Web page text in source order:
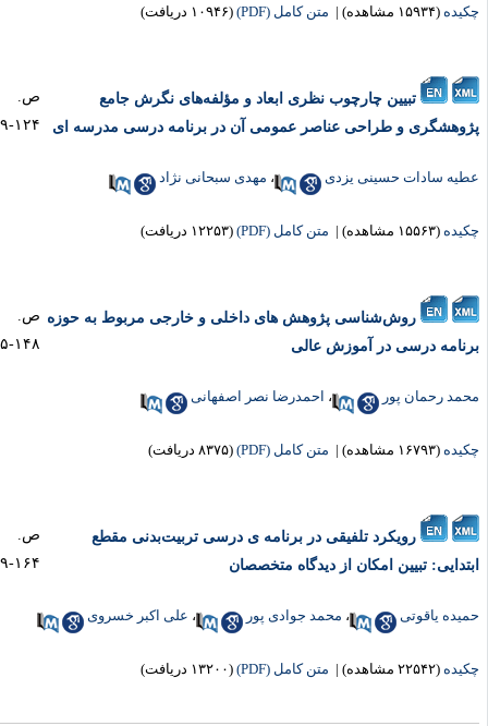
(۱۵۹۳۴ مشاهده) | متن کامل (PDF) (۱۰۹۴۶ دریافت)
تبیین چارچوب نظری ابعاد و مؤلفه‌های نگرش جامع
و طراحی عناصر عمومی آن در برنامه درسی مدرسه‏ ای
ص.
۱۲۴-۹۹
سادات حسینی یزدی ،مهدی سبحانی نژاد
(۱۵۵۶۳ مشاهده) | متن کامل (PDF) (۱۲۲۵۳ دریافت)
روش‌شناسی پژوهش‏ های داخلی و خارجی مربوط به حوزه
درسی در آموزش عالی
ص.
۱۴۸-۱۲۵
رحمان ‏پور ،احمدرضا نصر اصفهانی
(۱۶۷۹۳ مشاهده) | متن کامل (PDF) (۸۳۷۵ دریافت)
رویکرد تلفیقی در برنامه ی درسی تربیت‌بدنی مقطع
تبیین امکان از دیدگاه متخصصان
ص.
۱۶۴-۱۴۹
یاقوتی ،محمد جوادی پور ،علی اکبر خسروی
(۲۲۵۴۲ مشاهده) | متن کامل (PDF) (۱۳۲۰۰ دریافت)